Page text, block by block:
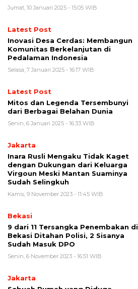
Jumat, 10 Januari 2025 - 15:05 WIB
Latest Post
Inovasi Desa Cerdas: Membangun
Komunitas Berkelanjutan di
Pedalaman Indonesia
Selasa, 7 Januari 2025 - 16:17 WIB
Latest Post
Mitos dan Legenda Tersembunyi
dari Berbagai Belahan Dunia
Senin, 6 Januari 2025 - 16:33 WIB
Jakarta
Inara Rusli Mengaku Tidak Kaget
dengan Dukungan dari Keluarga
Virgoun Meski Mantan Suaminya
Sudah Selingkuh
Kamis, 9 November 2023 - 11:45 WIB
Bekasi
9 dari 11 Tersangka Penembakan di
Bekasi Ditahan Polisi, 2 Sisanya
Sudah Masuk DPO
Senin, 6 November 2023 - 16:51 WIB
Jakarta